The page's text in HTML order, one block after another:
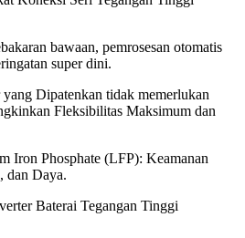
bawaan, pemrosesan otomatis
super dini.
Dipatenkan tidak memerlukan
Fleksibilitas Maksimum dan
Iron Phosphate (LFP): Keamanan
dan Daya.
Baterai Tegangan Tinggi